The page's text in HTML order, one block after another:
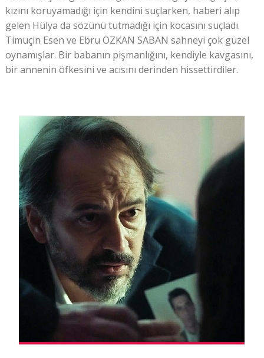
kızını koruyamadığı için kendini suçlarken, haberi alıp
gelen Hülya da sözünü tutmadığı için kocasını suçladı.
Timuçin Esen ve Ebru ÖZKAN SABAN sahneyi çok güzel
oynamışlar. Bir babanın pişmanlığını, kendiyle kavgasını,
bir annenin öfkesini ve acısını derinden hissettirdiler.